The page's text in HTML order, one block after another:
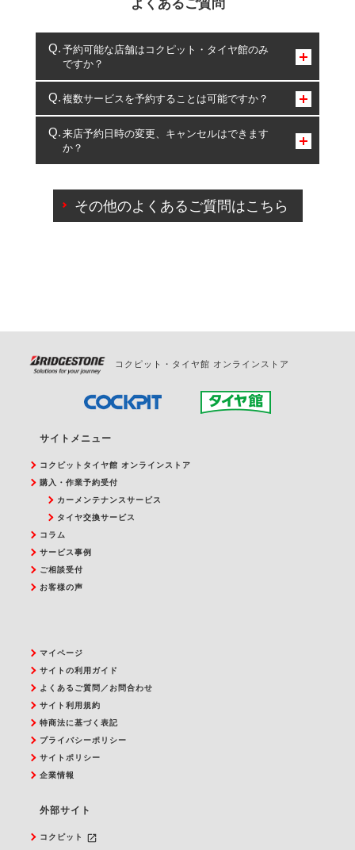
よくあるご質問
予約可能な店舗はコクピット・タイヤ館のみ
ですか？
コクピット・タイヤ館のみとなります。
複数サービスを予約することは可能ですか？
複数サービスのご予約は可能です。
一部の商品・サービスの組み合わせに限り、同時にご予約が
出来ないものもございます。
来店予約日時の変更、キャンセルはできます
か？
ご来店予約日の3営業日前を過ぎている場合のご予約
の日時変更につきましては、直接ご予約の店舗まで
その他のよくあるご質問はこちら
コクピット・タイヤ館 オンラインストア
サイトメニュー
コクピットタイヤ館 オンラインストア
購入・作業予約受付
カーメンテナンスサービス
タイヤ交換サービス
コラム
サービス事例
ご相談受付
お客様の声
マイページ
サイトの利用ガイド
よくあるご質問／お問合わせ
サイト利用規約
特商法に基づく表記
プライバシーポリシー
サイトポリシー
企業情報
外部サイト
コクピット
launch